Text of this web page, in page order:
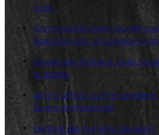
casa
Come posizionare i quadri
ispirazioni per un soggiorno
Quadri per il bagno: quali
lo spazio
Arte e ufficio: come
lavoro professionali
Festival del Fumetto Novegro